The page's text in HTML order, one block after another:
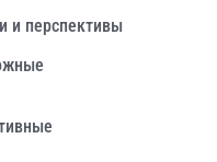
и перспективы